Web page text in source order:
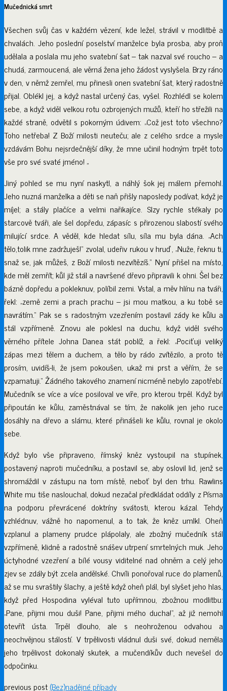
Mučednická smrt
Všechen svůj čas v každém vězení, kde ležel, strávil v modlitbě a
chvalách. Jeho poslední poselství manželce byla prosba, aby proň
udělala a poslala mu jeho svatební šat – tak nazval své roucho – a
chudá, zarmoucená, ale věrná žena jeho žádost vyslyšela. Brzy ráno
v den, v němž zemřel, mu přinesli onen svatební šat, který radostně
přijal. Oblékl jej, a když nastal určený čas, vyšel. Rozhlédl se kolem
sebe, a když viděl velkou rotu ozbrojených mužů, kteří ho střežili na
každé straně, odvětil s pokorným údivem: „Což jest toto všechno?
Toho netřeba! Z Boží milosti neuteču; ale z celého srdce a mysle
vzdávám Bohu nejsrdečnější díky, že mne učinil hodným trpět toto
vše pro své svaté jméno! „
Jiný pohled se mu nyní naskytl, a náhlý šok jej málem přemohl.
Jeho nuzná manželka a děti se naň přišly naposledy podívat, když je
míjel; a stály plačíce a velmi nařikajíce. Slzy rychle stékaly po
starcově tváři, ale šel dopředu, zápasíc s přirozenou slabostí svého
milující srdce. A věděl, kde hledat sílu, síla mu byla dána. „Ach
tělo,tolik mne zadržuješ!“ zvolal, udeřiv rukou v hruď, „Nuže, řeknu ti,
snaž se, jak můžeš, z Boží milosti nezvítězíš.“ Nyní přišel na místo,
kde měl zemřít; kůl již stál a navršené dřevo připravili k ohni. Šel bez
bázně dopředu a pokleknuv, políbil zemi. Vstal, a měv hlínu na tváři,
řekl: „země zemi a prach prachu – jsi mou matkou, a ku tobě se
navrátím.“ Pak se s radostným vzezřením postavil zády ke kůlu a
stál vzpřímeně. Znovu ale poklesl na duchu, když viděl svého
věrného přítele Johna Danea stát poblíž, a řekl: „Pociťuji veliký
zápas mezi tělem a duchem, a tělo by rádo zvítězilo, a proto tě
prosím, uvidíš-li, že jsem pokoušen, ukaž mi prst a věřím, že se
vzpamatuji.“ Žádného takového znamení nicméně nebylo zapotřebí.
Mučedník se více a více posiloval ve víře, pro kterou trpěl. Když byl
připoután ke kůlu, zaměstnával se tím, že nakolik jen jeho ruce
dosáhly na dřevo a slámu, které přinášeli ke kůlu, rovnal je okolo
sebe.
Když bylo vše připraveno, římský kněz vystoupil na stupínek,
postavený naproti mučedníku, a postavil se, aby oslovil lid, jenž se
shromáždil v zástupu na tom místě, neboť byl den trhu. Rawlins
White mu tiše naslouchal, dokud nezačal předkládat oddíly z Písma
na podporu převrácené doktríny svátosti, kterou kázal. Tehdy
vzhlédnuv, vážně ho napomenul, a to tak, že kněz umlkl. Oheň
vzplanul a plameny prudce plápolaly, ale zbožný mučedník stál
vzpřímeně, klidně a radostně snášev utrpení smrtelných muk. Jeho
úctyhodné vzezření a bílé vousy viditelné nad ohněm a celý jeho
zjev se zdály být zcela andělské. Chvíli ponořoval ruce do plamenů,
až se mu svraštily šlachy, a ještě když oheň plál, byl slyšet jeho hlas,
když před Hospodina vyléval tuto upřímnou, zbožnou modlitbu:
„Pane, přijmi mou duši! Pane, přijmi mého ducha!“, až již nemohl
otevřít ústa. Trpěl dlouho, ale s neohroženou odvahou a
neochvějnou stálostí. V trpělivosti vládnul duši své, dokud neměla
jeho trpělivost dokonalý skutek, a mučendíkův duch nevešel do
odpočinku.
previous post(Bez)nadějné případy